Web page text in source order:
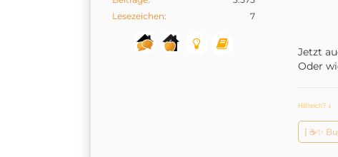
Lesezeichen
7
Jetzt
Oder
Hilfreich? ↆ
[ ☕️✨